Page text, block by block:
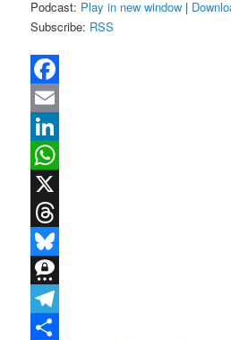
Podcast: Play in new window |
Subscribe: RSS
Facebook
Email
LinkedIn
WhatsApp
X
Threads
Bluesky
Threema
Telegram